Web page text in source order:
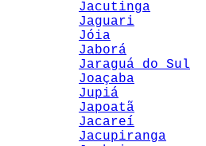
Jacutinga
Jaguari
Jóia
Jaborá
Jaraguá do Sul
Joaçaba
Jupiá
Japoatã
Jacareí
Jacupiranga